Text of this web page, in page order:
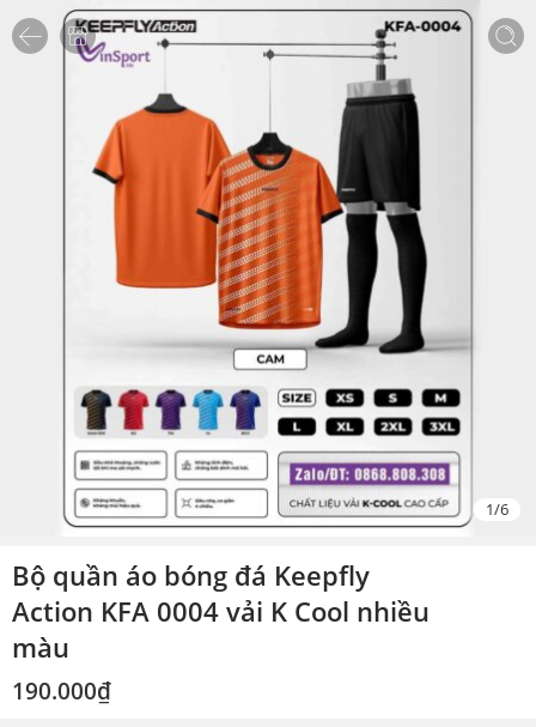
1/6
Bộ quần áo bóng đá Keepfly
Action KFA 0004 vải K Cool nhiều
màu
190.000₫